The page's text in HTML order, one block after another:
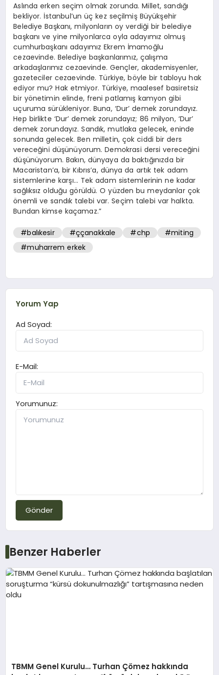
Aslında erken seçim olmak zorunda. Millet, sandığı
bekliyor. İstanbul’un üç kez seçilmiş Büyükşehir
Belediye Başkanı, milyonların oy verdiği bir belediye
başkanı ve yine milyonlarca oyla adayımız olmuş
cumhurbaşkanı adayımız Ekrem İmamoğlu
cezaevinde. Belediye başkanlarımız, çalışma
arkadaşlarımız cezaevinde. Gençler, akademisyenler,
gazeteciler cezaevinde. Türkiye, böyle bir tabloyu hak
ediyor mu? Hak etmiyor. Türkiye, maalesef basiretsiz
bir yönetimin elinde, freni patlamış kamyon gibi
uçuruma sürükleniyor. Buna, ‘Dur’ demek zorundayız.
Hep birlikte ‘Dur’ demek zorundayız; 86 milyon, ‘Dur’
demek zorundayız. Sandık, mutlaka gelecek, eninde
sonunda gelecek. Ben milletin, çok ciddi bir ders
vereceğini düşünüyorum. Demokrasi dersi vereceğini
düşünüyorum. Bakın, dünyaya da baktığınızda bir
Macaristan’a, bir Kıbrıs’a, dünya da artık tek adam
sistemlerine karşı… Tek adam sistemlerinin ne kadar
sağlıksız olduğu görüldü. O yüzden bu meydanlar çok
önemli ve sandık talebi var. Seçim talebi var halkta.
Bundan kimse kaçamaz.”
#balıkesir #ççanakkale #chp
#miting
#muharrem erkek
Yorum Yap
Ad Soyad:
E-Mail:
Yorumunuz:
Gönder
Benzer Haberler
TBMM Genel Kurulu… Turhan Çömez hakkında